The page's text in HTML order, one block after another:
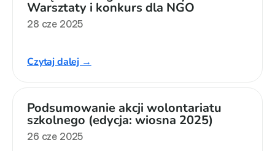
Warsztaty i konkurs dla NGO
28 cze 2025
Czytaj dalej →
Podsumowanie akcji wolontariatu
szkolnego (edycja: wiosna 2025)
26 cze 2025